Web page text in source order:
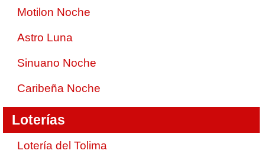
Motilon Noche
Astro Luna
Sinuano Noche
Caribeña Noche
Loterías
Lotería del Tolima